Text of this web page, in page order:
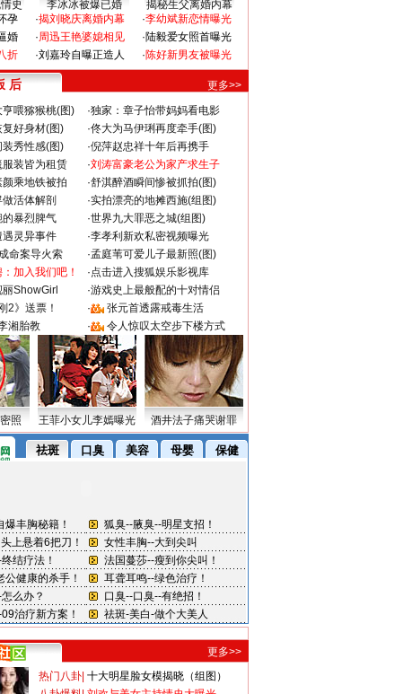
史 李冰冰被爆已婚
揭秘生父离婚内幕
孕
婚
折
·揭刘晓庆离婚内幕
·周迅王艳婆媳相见
·刘嘉玲自曝正造人
·李幼斌新恋情曝光
·陆毅爱女照首曝光
·陈好新男友被曝光
后
更多>>
喂猕猴桃(图) ·独家：章子怡带妈妈看电影
复好身材(图) ·佟大为马伊琍再度牵手(图)
装秀性感(图) ·倪萍赵忠祥十年后再携手
装皆为租赁 ·刘涛富豪老公为家产求生子
乘地铁被拍 ·舒淇醉酒瞬间惨被抓拍(图)
活体解剖 ·实拍漂亮的地摊西施(组图)
暴烈脾气 ·世界九大罪恶之城(组图)
灵异事件 ·李孝利新欢私密视频曝光
命案导火索 ·孟庭苇可爱儿子最新照(图)
加入我们吧！ ·点击进入搜狐娱乐影视库
ShowGirl ·游戏史上最般配的十对情侣
2》送票！ ·
张元首透露戒毒生活
湘胎教 · 令人惊叹太空步下楼方式
照 王菲小女儿李嫣曝光 酒井法子痛哭谢罪
更多>>
热门八卦 十大明星脸女模揭晓（组图）